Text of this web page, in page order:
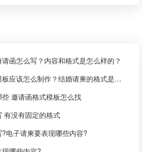
函怎么写？内容和格式是怎么样的？
电子版请帖邀请函模板应该怎么制作？结婚请柬的格式是什么？
邀请函格式模板怎么找
有没有固定的格式
电子请柬要表现哪些内容?